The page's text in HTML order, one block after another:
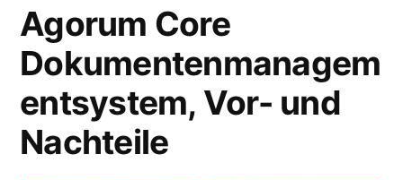
Agorum Core
Dokumentenmanagem
entsystem, Vor- und
Nachteile